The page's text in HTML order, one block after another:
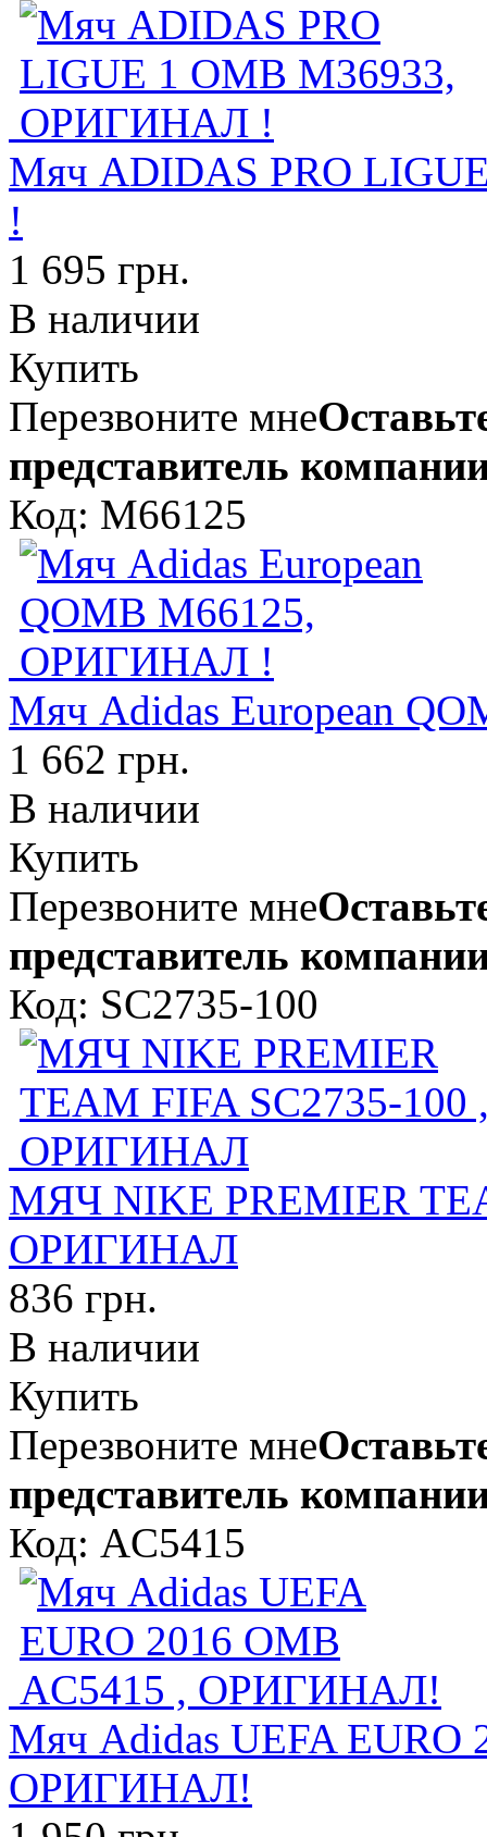
Мяч ADIDAS PRO
!
1 695 грн.
В наличии
Купить
Перезвоните мне
представитель
Код: M66125
Мяч Adidas European
1 662 грн.
В наличии
Купить
Перезвоните мне
представитель
Код: SC2735-100
МЯЧ NIKE PREMIER
ОРИГИНАЛ
836 грн.
В наличии
Купить
Перезвоните мне
представитель
Код: AC5415
Мяч Adidas UEFA EURO
ОРИГИНАЛ!